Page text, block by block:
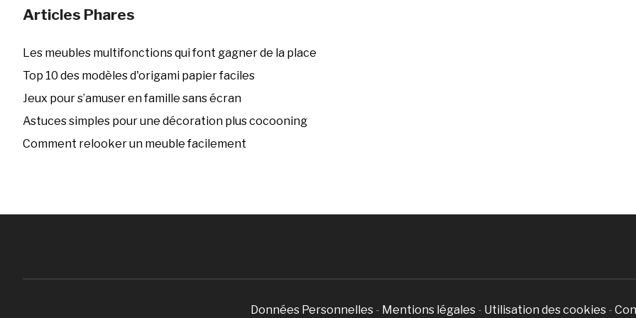
Articles Phares
Les meubles multifonctions qui font gagner de la place
Top 10 des modèles d'origami papier faciles
Jeux pour s’amuser en famille sans écran
Astuces simples pour une décoration plus cocooning
Comment relooker un meuble facilement
Données Personnelles - Mentions légales - Utilisation des cookies -